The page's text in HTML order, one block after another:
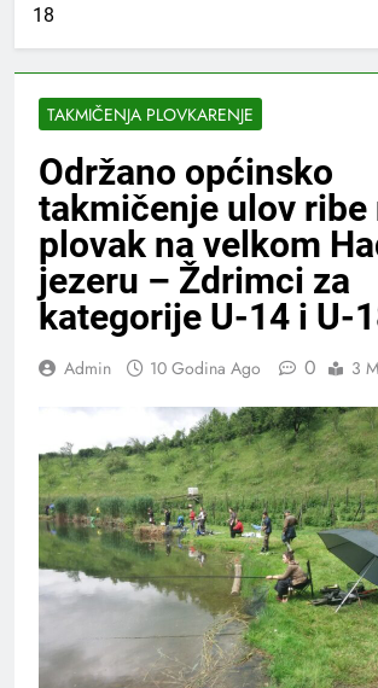
18
TAKMIČENJA PLOVKARENJE
Održano općinsko
takmičenje ulov ribe
plovak na velkom
jezeru – Ždrimci za
kategorije U-14 i U-
Admin 10 Godina Ago 0 3